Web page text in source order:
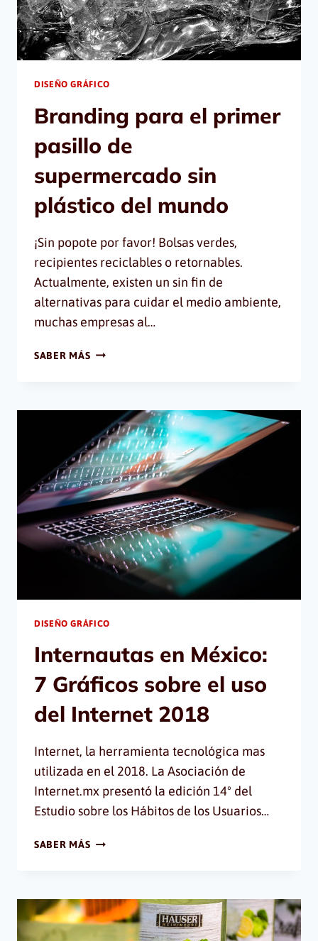
DISEÑO GRÁFICO
Branding para el primer
pasillo de
supermercado sin
plástico del mundo
¡Sin popote por favor! Bolsas verdes,
recipientes reciclables o retornables.
Actualmente, existen un sin fin de
alternativas para cuidar el medio ambiente,
muchas empresas al…
SABER MÁSBRANDING
PASILLO
DE
SUPERMERCADO
SIN
PLÁSTICO
DEL
MUNDO
DISEÑO GRÁFICO
Internautas en México:
7 Gráficos sobre el uso
del Internet 2018
Internet, la herramienta tecnológica mas
utilizada en el 2018. La Asociación de
Internet.mx presentó la edición 14º del
Estudio sobre los Hábitos de los Usuarios…
SABER MÁSINTERNAUTAS
GRÁFICOS
SOBRE